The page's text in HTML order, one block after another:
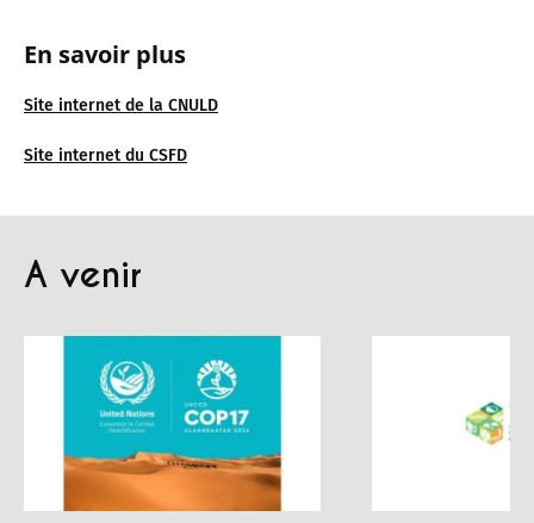
En savoir plus
Site internet de la CNULD
Site internet du CSFD
A venir